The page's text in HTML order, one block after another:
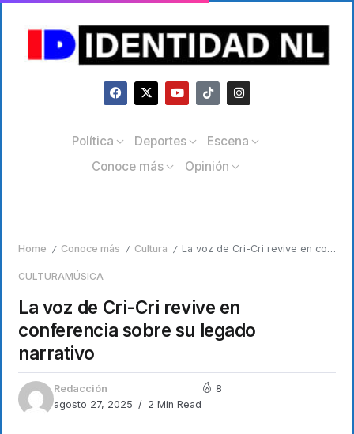
Política Deportes
Escena
Conoce más
Opinión
Home / Conoce más / Cultura / La voz de Cri-Cri revive en conferencia sobre su legado narrativo
CULTURAMÚSICA
La voz de Cri-Cri revive en
conferencia sobre su legado
narrativo
Redacción
agosto 27, 2025
2 Min Read
8